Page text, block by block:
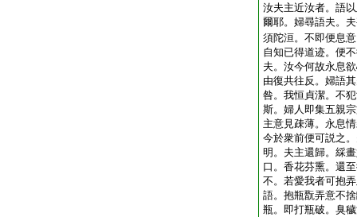
汝夫主近汝者。語
爾耶。婦尋語夫。
須陀洹。不即便息
自知已得道迹。便
夫。汝今何故永息
由復共往反。婦語
咎。我恒貞潔。不
斯。婦人即集五親
主意見疎薄。永息
今於衆前便可説之
明。夫主還歸。綵
口。香花芬熏。還
不。若愛我者可抱
語。抱瓶翫弄意不
瓶。即打瓶破。臭